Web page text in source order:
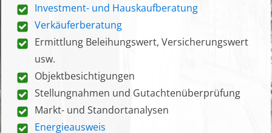
Investment- und Hauskaufberatung
Verkäuferberatung
Ermittlung Beleihungswert, Versicherungswert
usw.
Objektbesichtigungen
Stellungnahmen und Gutachtenüberprüfung
Markt- und Standortanalysen
Energieausweis